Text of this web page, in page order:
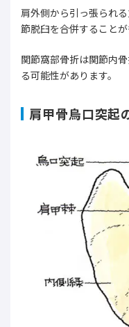
肩外側から引っ張られ
節脱臼を合併することが
関節窩部骨折は関節内
る可能性があります。
肩甲骨烏口突起